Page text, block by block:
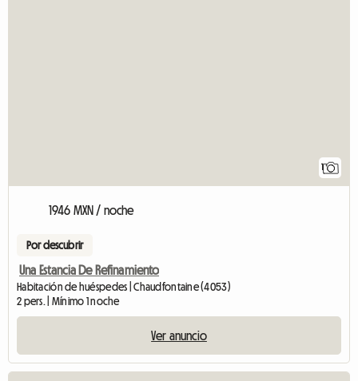
1
1946 MXN / noche
Por descubrir
Una Estancia De Refinamiento
Habitación de huéspedes | Chaudfontaine (4053)
2 pers. | Mínimo 1 noche
Ver anuncio